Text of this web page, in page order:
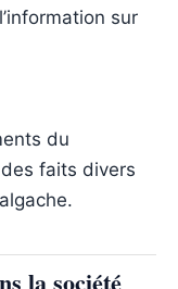
sur
du
faits divers